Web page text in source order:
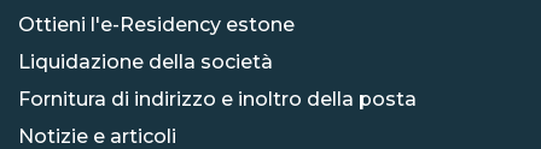
Ottieni l'e-Residency estone
Liquidazione della società
Fornitura di indirizzo e inoltro della posta
Notizie e articoli